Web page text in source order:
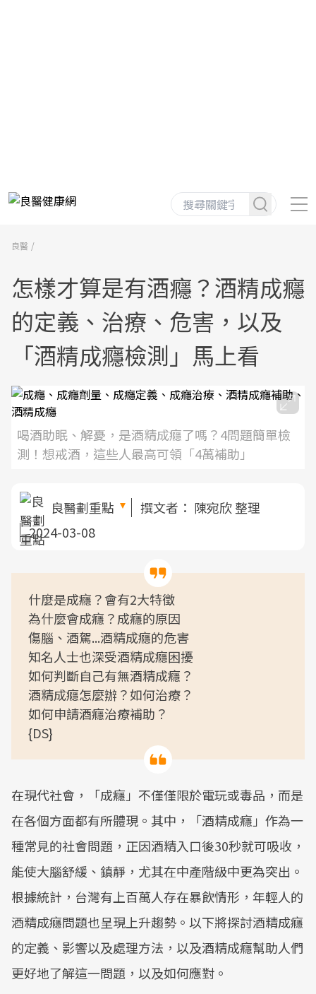
良醫
怎樣才算是有酒癮？酒精成癮
的定義、治療、危害，以及
「酒精成癮檢測」馬上看
喝酒助眠、解憂，是酒精成癮了嗎？4問題簡單檢
測！想戒酒，這些人最高可領「4萬補助」
良醫劃重點 撰文者： 陳宛欣 整理
2024-03-08
什麼是成癮？會有2大特徵
為什麼會成癮？成癮的原因
傷腦、酒駕...酒精成癮的危害
知名人士也深受酒精成癮困擾
如何判斷自己有無酒精成癮？
酒精成癮怎麼辦？如何治療？
如何申請酒癮治療補助？
{DS}
在現代社會，「成癮」不僅僅限於電玩或毒品，而是
在各個方面都有所體現。其中，「酒精成癮」作為一
種常見的社會問題，正因酒精入口後30秒就可吸收，
能使大腦舒緩、鎮靜，尤其在中產階級中更為突出。
根據統計，台灣有上百萬人存在暴飲情形，年輕人的
酒精成癮問題也呈現上升趨勢。以下將探討酒精成癮
的定義、影響以及處理方法，以及酒精成癮幫助人們
更好地了解這一問題，以及如何應對。